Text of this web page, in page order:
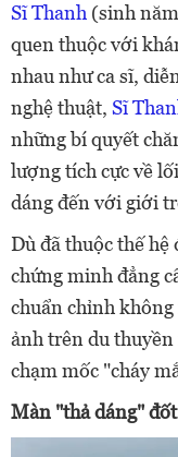
Sĩ Thanh (sinh
quen thuộc với
nhau như ca sĩ,
nghệ thuật, Sĩ
những bí quyết
lượng tích cực về
dáng đến với giới
Dù đã thuộc thế
chứng minh đẳng
chuẩn chỉnh
ảnh trên du thuyền
chạm mốc "cháy
Màn "thả dáng"